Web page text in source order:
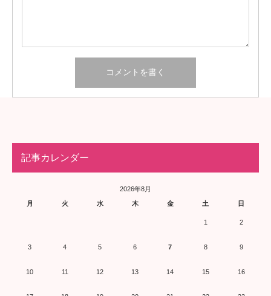
記事カレンダー
2026年8月
月
火 水 木 金 土 日
1 2
3 4 5 6 7 8 9
10 11 12 13 14 15 16